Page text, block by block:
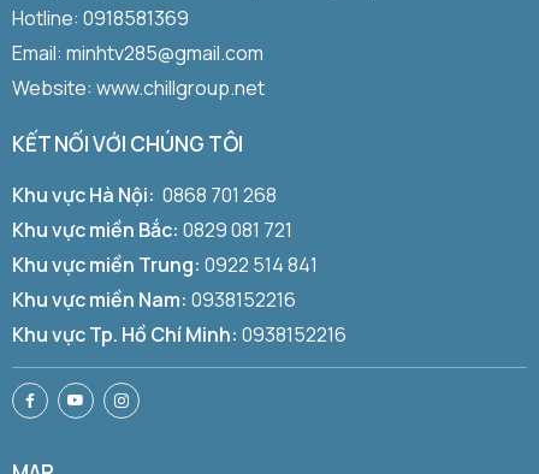
Hotline: 0918581369
Email: minhtv285@gmail.com
Website: www.chillgroup.net
KẾT NỐI VỚI CHÚNG TÔI
Khu vực Hà Nội: 0868 701 268
Khu vực miền Bắc: 0829 081 721
Khu vực miền Trung: 0922 514 841
Khu vực miền Nam: 0938152216
Khu vực Tp. Hồ Chí Minh: 0938152216